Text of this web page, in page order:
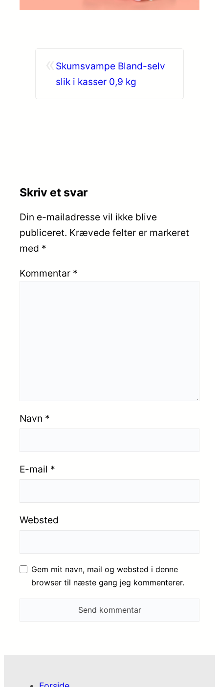
Skumsvampe Bland-selv
slik i kasser 0,9 kg
Skriv et svar
Din e-mailadresse vil ikke blive
publiceret. Krævede felter er markeret
med *
Kommentar *
Navn *
E-mail *
Websted
Gem mit navn, mail og websted i denne
browser til næste gang jeg kommenterer.